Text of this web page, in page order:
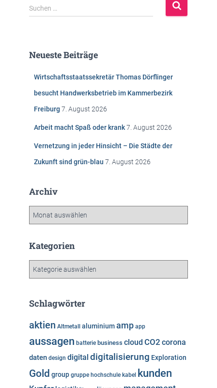
S
u
n
Suchen …
Neueste Beiträge
Wirtschaftsstaatssekretär Thomas Dörflinger
besucht Handwerksbetrieb im Kammerbezirk
Freiburg 7. August 2026
Arbeit macht Spaß oder krank7. August 2026
Vernetzung in jeder Hinsicht – Die Städte der
Zukunft sind grün-blau 7. August 2026
Archiv
h
Kategorien
g
r
i
n
Schlagwörter
aktien Altmetall aluminiumamp app
aussagen batterie business cloud CO2 corona
daten design digital digitalisierung Exploration
Gold group gruppe hochschule kabel kunden